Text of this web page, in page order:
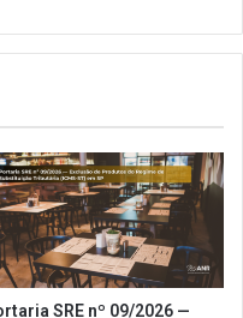
SRE nº 09/2026 —